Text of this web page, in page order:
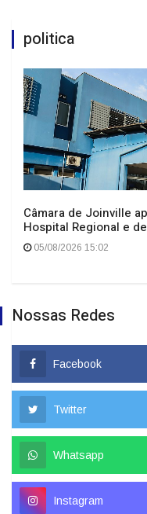
politica
Câmara de Joinville
Hospital Regional e
05/08/2026 15:02
Nossas Redes
Facebook
Twitter
Whatsapp
Instagram